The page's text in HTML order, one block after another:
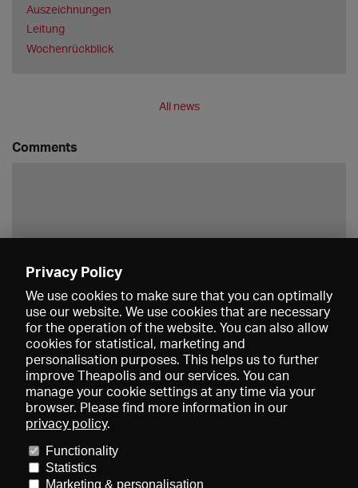
Auszeichnungen
Leitung
Wochenrückblick
All news
Comments
About us
Imprint
Privacy Policy
We use cookies to make sure that you can optimally
use our website. We use cookies that are necessary
for the operation of the website. You can also allow
cookies for statistical, marketing and
personalisation purposes. This helps us to further
improve Theapolis and our services. You can
manage your cookie settings at any time via your
browser. Please find more information in our
privacy policy.
Functionality
Statistics
Marketing & personalisation